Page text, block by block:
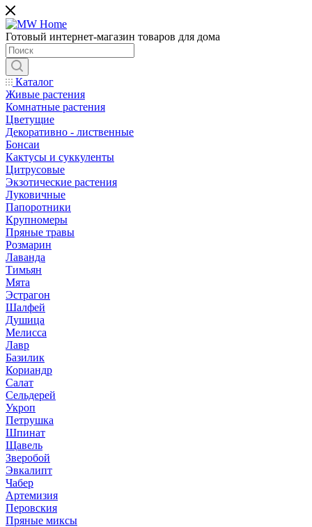
Готовый интернет-магазин товаров для дома
Каталог
Живые растения
Комнатные растения
Цветущие
Декоративно - лиственные
Бонсаи
Кактусы и суккуленты
Цитрусовые
Экзотические растения
Луковичные
Папоротники
Крупномеры
Пряные травы
Розмарин
Лаванда
Тимьян
Мята
Эстрагон
Шалфей
Душица
Мелисса
Лавр
Базилик
Кориандр
Салат
Сельдерей
Укроп
Петрушка
Шпинат
Щавель
Зверобой
Эвкалипт
Чабер
Артемизия
Перовския
Пряные миксы